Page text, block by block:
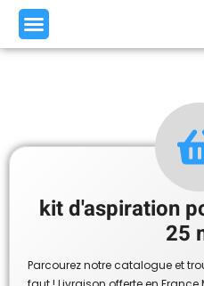
kit d'aspiration
25
Parcourez notre catalogue et